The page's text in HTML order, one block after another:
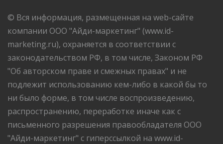
© Вся информация, размещенная на web-сайте
компании ООО "Айди-маркетинг" (www.id-
marketing.ru), охраняется в соответствии с
законодательством РФ, в том числе, Законом РФ
"Об авторском праве и смежных правах" и не
подлежит использованию кем-либо в какой бы то
ни было форме, в том числе воспроизведению,
распространению, переработке иначе как с
письменного разрешения правообладателя ООО
"Айди-маркетинг" с гиперссылкой на www.id-